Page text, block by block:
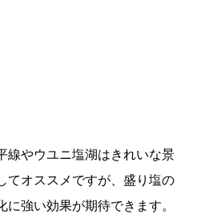
線やウユニ塩湖はきれいな景
てオススメですが、盛り塩の
強い効果が期待できます。